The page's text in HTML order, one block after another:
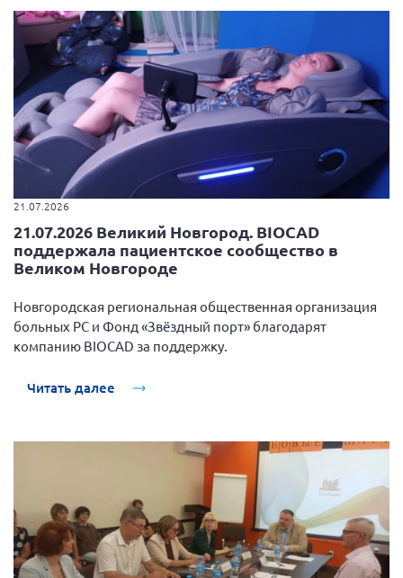
Республика Бурятия
Республика Карелия
Республика Калмыкия
Республика Хакасия
Ростовская область
г. Санкт-Петербург
г. Севастополь
Самарская область СОРС
Самарская область ПРИЗМА
Самарская область СГОРС
Свердловская область
Смоленская область
Сахалинская область
Челябинская область
Ярославская область
21.07.2026
21.07.2026 Великий Новгород. BIOCAD
поддержала пациентское сообщество в
Великом Новгороде
Новгородская региональная общественная организация
больных РС и Фонд «Звёздный порт» благодарят
компанию BIOCAD за поддержку.
Читать далее